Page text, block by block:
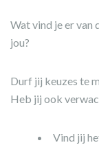
Wat vind je er van
jou?
Durf jij keuzes te
Heb jij ook
Vind jij